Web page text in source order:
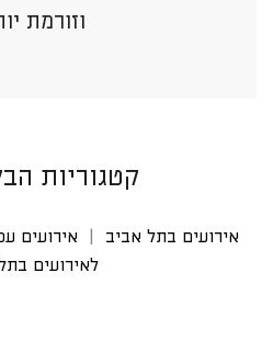
וזורמת
קטגוריות
אירועים בתל אביב אירועים
לאירועים